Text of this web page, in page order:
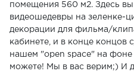
помещения 560 м2. Здесь
видеошедевры на зеленке-
декорации для фильма/
кабинете, и в конце концов
нашем "open space" на
можете! Мы в вас верим;) И